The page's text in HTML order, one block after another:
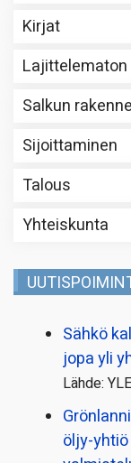
Kirjat
Lajittelematon
Salkun rakenne
Sijoittaminen
Talous
Yhteiskunta
Sähkö
jopa yli
Lähde:
öljy-